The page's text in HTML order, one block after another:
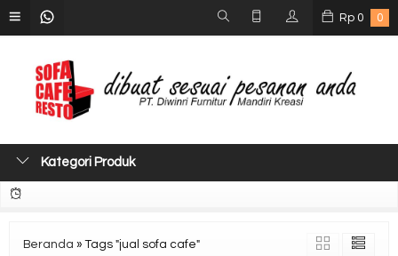
Rp 0 0
Kategori Produk
Beranda »Tags "jual sofa cafe"